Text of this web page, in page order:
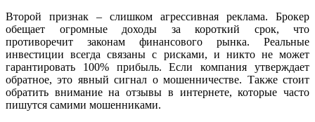
Второй признак – слишком агрессивная реклама. Брокер
обещает огромные доходы за короткий срок, что
противоречит законам финансового рынка. Реальные
инвестиции всегда связаны с рисками, и никто не может
гарантировать 100% прибыль. Если компания утверждает
обратное, это явный сигнал о мошенничестве. Также стоит
обратить внимание на отзывы в интернете, которые часто
пишутся самими мошенниками.